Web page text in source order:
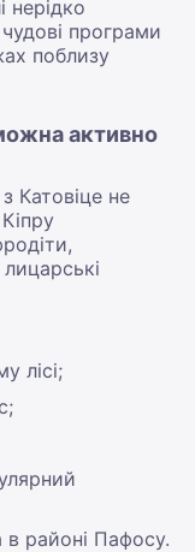
нерідко
програми
поблизу
активно
Катовіце не
лісі;
районі Пафосу.